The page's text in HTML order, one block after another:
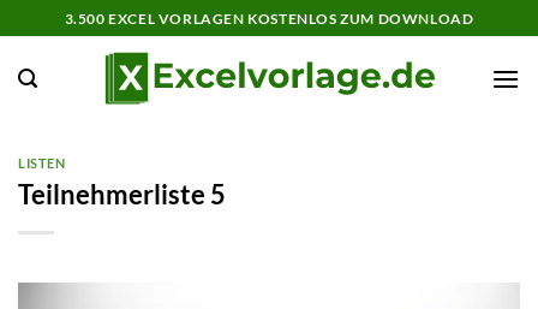
Inhalt
springen
3.500 EXCEL VORLAGEN KOSTENLOS ZUM DOWNLOAD
LISTEN
Teilnehmerliste 5